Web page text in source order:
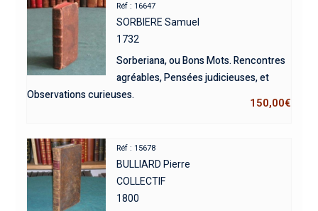
Réf : 16647
SORBIERE Samuel
1732
Sorberiana, ou Bons Mots. Rencontres
agréables, Pensées judicieuses, et
Observations curieuses.
150,00€
Réf : 15678
BULLIARD Pierre
COLLECTIF
1800